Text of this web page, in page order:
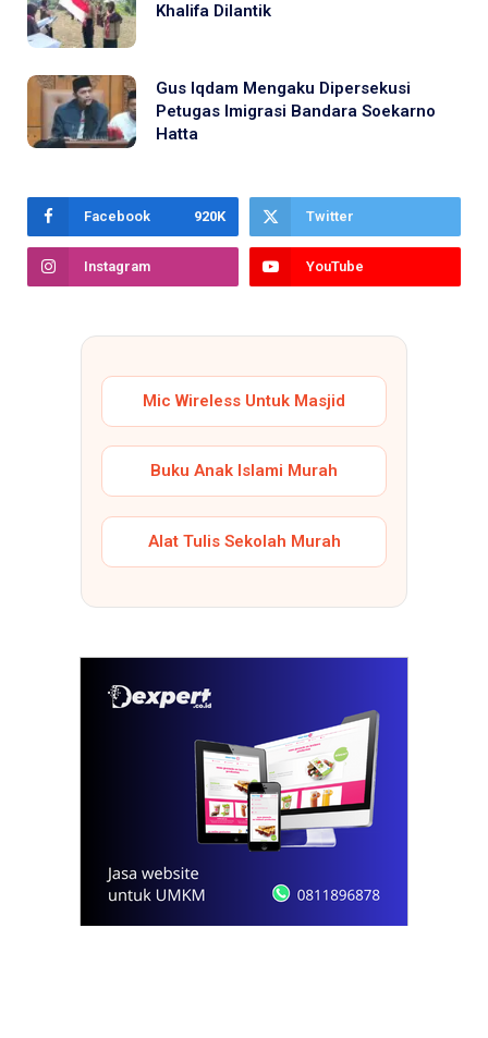
Khalifa Dilantik
Gus Iqdam Mengaku Dipersekusi
Petugas Imigrasi Bandara Soekarno
Hatta
Facebook 920K Twitter
Instagram YouTube
Mic Wireless Untuk Masjid
Buku Anak Islami Murah
Alat Tulis Sekolah Murah